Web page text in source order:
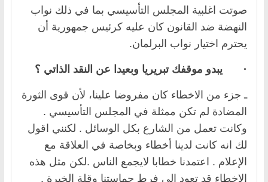
صوتت اغلبية المجلس التأسيسي بما في ذلك نواب
النهضة ضد القانون كان عليه كرئيس جمهورية أن
يحترم اختيار نواب البرلمان.
· يبدو موقفك تبريريا وبعيدا عن النقد الذاتي ؟
ـ جزء من الاخطاء كان مفروضا علينا، لأن قوى الثورة
المضادة لم تكن ممثلة في المجلس التأسيسي .
وكانت تعمل من الشارع بكل الوسائل . لكنني اقول
لك انه كانت لدينا أخطاء وبخاصة في العلاقة مع
الإعلام . اعتمدنا خطابا لايجمع الناس .لكن مثل هذه
الاخطاء قد تعود إلى فرط حماستنا وقلة الخبرة .